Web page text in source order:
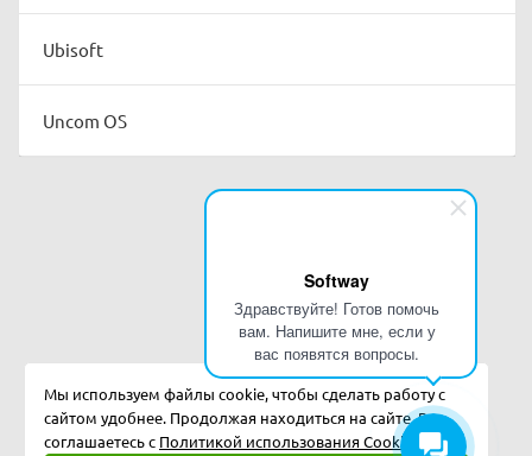
Softway
Здравствуйте! Готов помочь
вам. Напишите мне, если у
вас появятся вопросы.
Ubisoft
Uncom OS
Мы используем файлы cookie, чтобы сделать работу с
сайтом удобнее. Продолжая находиться на сайте, Вы
соглашаетесь с Политикой использования Cookies.